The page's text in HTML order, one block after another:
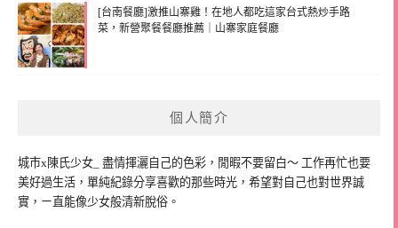
[台南餐廳]激推山寨雞！在地人都吃這家台式熱炒手路
菜，新營聚餐餐廳推薦｜山寨家庭餐廳
個人簡介
城市x陳氏少女_ 盡情揮灑自己的色彩，閒暇不要留白～ 工作再忙也要
美好過生活，單純紀錄分享喜歡的那些時光，希望對自己也對世界誠
實，ㄧ直能像少女般清新脫俗。